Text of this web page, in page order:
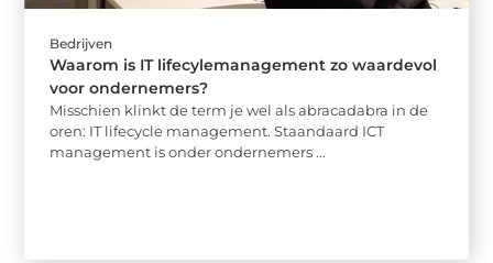
Bedrijven
Waarom is IT lifecylemanagement zo waardevol
voor ondernemers?
Misschien klinkt de term je wel als abracadabra in de
oren: IT lifecycle management. Staandaard ICT
management is onder ondernemers ...